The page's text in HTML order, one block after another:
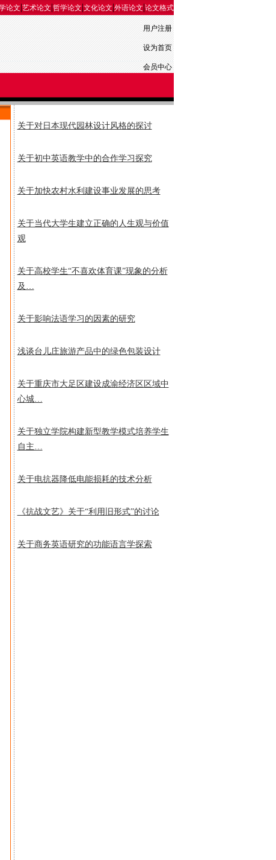
论文|艺术论文|哲学论文|文化论文|外语论文|论文格式
用户注册
设为首页
会员中心
关于对日本现代园林设计风格的探讨
关于初中英语教学中的合作学习探究
关于加快农村水利建设事业发展的思考
关于当代大学生建立正确的人生观与价值
观
关于高校学生“不喜欢体育课”现象的分析
及…
关于影响法语学习的因素的研究
浅谈台儿庄旅游产品中的绿色包装设计
关于重庆市大足区建设成渝经济区区域中
心城…
关于独立学院构建新型教学模式培养学生
自主…
关于电抗器降低电能损耗的技术分析
《抗战文艺》关于“利用旧形式”的讨论
关于商务英语研究的功能语言学探索